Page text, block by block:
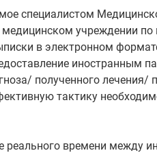
специалистом
учреждении по
в электронном
иностранным
полученного
тактику
времени между